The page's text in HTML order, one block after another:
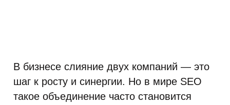
В бизнесе слияние двух компаний — это
шаг к росту и синергии. Но в мире SEO
такое объединение часто становится